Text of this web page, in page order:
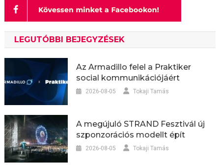
LEGUTÓBBI BEJEGYZÉSEK
Az Armadillo felel a Praktiker
social kommunikációjáért
2026-08-05 Tokaji Tamás
A megújuló STRAND Fesztivál új
szponzorációs modellt épít
2026-08-05 Tokaji Tamás